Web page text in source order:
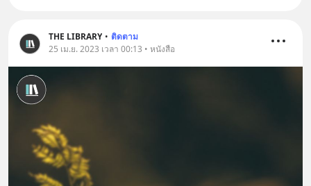
THE LIBRARY • ติดตาม
25 เม.ย. 2023 เวลา 00:13 • หนังสือ